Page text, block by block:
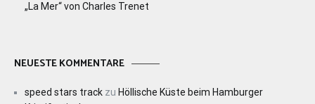
„La Mer“ von Charles Trenet
NEUESTE KOMMENTARE
speed stars track zu Höllische Küste beim Hamburger